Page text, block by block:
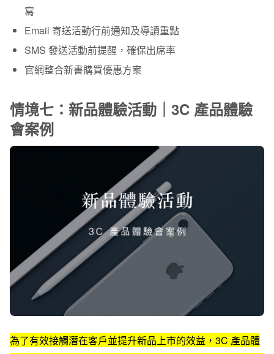
寫
Email 寄送活動行前通知及導讀重點
SMS 發送活動前提醒，確保出席率
官網整合新書購買優惠方案
情境七：新品體驗活動｜3C 產品體驗
會案例
為了有效接觸潛在客戶並提升新品上市的效益，3C 產品體